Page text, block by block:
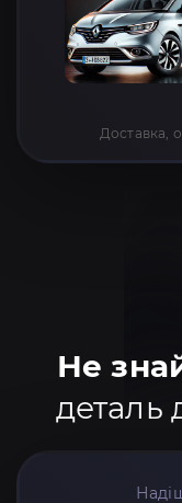
Доставка,
Не
деталь